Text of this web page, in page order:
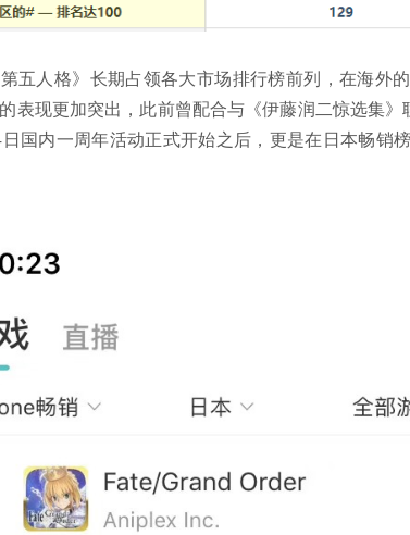
五人格》长期占领各大市场排行榜前列，在海外
表现更加突出，此前曾配合与《伊藤润二惊选集
国内一周年活动正式开始之后，更是在日本畅销